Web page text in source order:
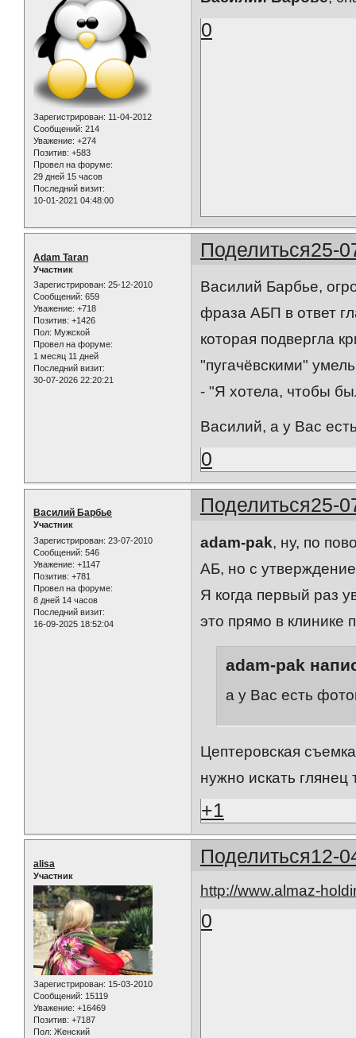
Зарегистрирован: 11-04-2012
Сообщений: 214
Уважение: +274
Позитив: +583
Провел на форуме:
29 дней 15 часов
Последний визит:
10-01-2021 04:48:00
0
Поделиться25-
Adam Taran
Участник
Зарегистрирован: 25-12-2010
Сообщений: 659
Уважение: +718
Позитив: +1426
Пол: Мужской
Провел на форуме:
1 месяц 11 дней
Последний визит:
30-07-2026 22:20:21
Василий Барбье,
фраза АБП в ответ
которая подвергла
"пугачёвскими"
- "Я хотела, чтобы
Василий, а у Вас
0
Поделиться25-
Василий Барбье
Участник
Зарегистрирован: 23-07-2010
Сообщений: 546
Уважение: +1147
Позитив: +781
Провел на форуме:
8 дней 14 часов
Последний визит:
16-09-2025 18:52:04
adam-pak, ну, по
АБ, но с
Я когда первый раз
это прямо в клинике
adam-pak
а у Вас есть
Цептеровская
нужно искать глянец
+1
Поделиться12-
alisa
Участник
Зарегистрирован: 15-03-2010
Сообщений: 15119
Уважение: +16469
Позитив: +7187
Пол: Женский
http://www.almaz-
0